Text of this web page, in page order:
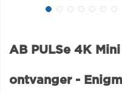
AB PULSe 4K Mini
ontvanger -